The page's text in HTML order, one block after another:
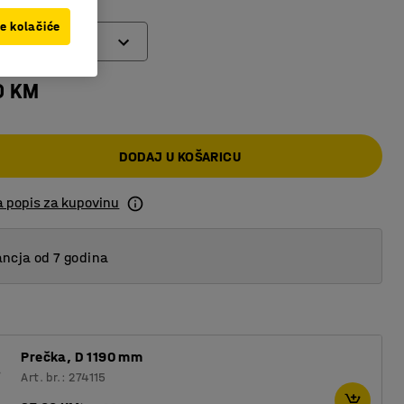
KM
DODAJ U KOŠARICU
popis za kupovinu
od 7 godina
Prečka, D 1190 mm
Art. br.: 274115
kolačiće